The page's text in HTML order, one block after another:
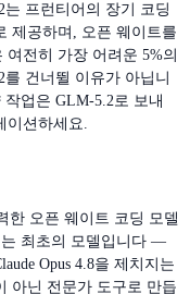
프런티어의 장기 코딩
제공하며, 오픈 웨이트를
전히 가장 어려운 5%의
건너뛸 이유가 아닙니
업은 GLM-5.2로 보내
이션하세요.
한 오픈 웨이트 코딩 모델
최초의 모델입니다 —
Opus 4.8을 제치지는
아닌 전문가 도구로 만듭